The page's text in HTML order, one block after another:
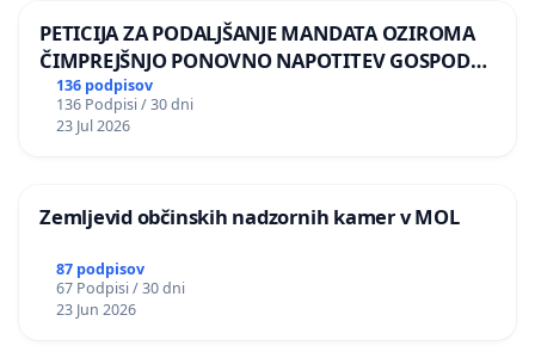
PETICIJA ZA PODALJŠANJE MANDATA OZIROMA
ČIMPREJŠNJO PONOVNO NAPOTITEV GOSPODA
BERNARDA ŠRAJNERJA NA VELEPOSLANIŠTVO
REPUBLIKE SLOVENIJE V MOSKVI
136 podpisov
136 Podpisi / 30 dni
23 Jul 2026
Zemljevid občinskih nadzornih kamer v MOL
87 podpisov
67 Podpisi / 30 dni
23 Jun 2026